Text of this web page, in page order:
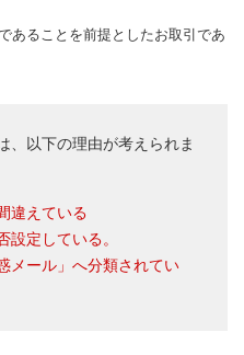
あることを前提としたお取引であ
、以下の理由が考えられま
違えている
設定している。
メール」へ分類されてい